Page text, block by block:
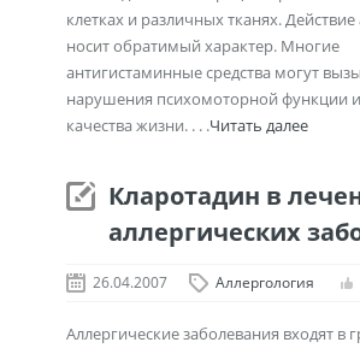
клетках и различных тканях. Действие
носит обратимый характер. Многие
антигистаминные средства могут
нарушения психомоторной функции
качества жизни. . . .Читать далее
Кларотадин в
аллергических
26.04.2007 Аллергология
Аллергические заболевания входят в